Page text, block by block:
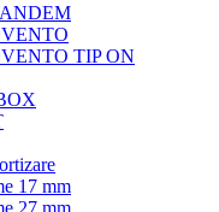
TIP ON
17 mm
27 mm